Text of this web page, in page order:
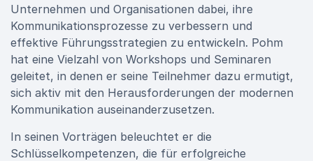
Unternehmen und Organisationen dabei, ihre
Kommunikationsprozesse zu verbessern und
effektive Führungsstrategien zu entwickeln. Pohm
hat eine Vielzahl von Workshops und Seminaren
geleitet, in denen er seine Teilnehmer dazu ermutigt,
sich aktiv mit den Herausforderungen der modernen
Kommunikation auseinanderzusetzen.
In seinen Vorträgen beleuchtet er die
Schlüsselkompetenzen, die für erfolgreiche